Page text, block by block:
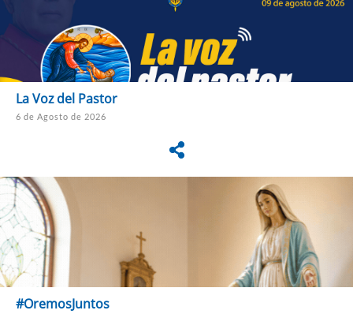
La Voz del Pastor
6 de Agosto de 2026
#OremosJuntos